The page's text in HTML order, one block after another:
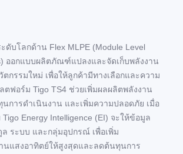
ดับโลกด้าน Flex MLPE (Module Level
ออกแบบผลิตภัณฑ์แปลงและจัดเก็บพลังงาน
กรรมใหม่ เพื่อให้ลูกค้ามีทางเลือกและความ
ฟอร์ม Tigo TS4 ช่วยเพิ่มผลผลิตพลังงาน
การดำเนินงาน และเพิ่มความปลอดภัย เมื่อ
Energy Intelligence (EI) จะให้ข้อมูล
ล ระบบ และกลุ่มอุปกรณ์ เพื่อเพิ่ม
นแสงอาทิตย์ให้สูงสุดและลดต้นทุนการ